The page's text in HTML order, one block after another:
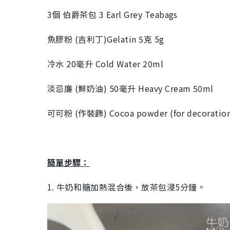
3個 伯爵茶包 3 Earl Grey Teabags
魚膠粉 (吉利丁)Gelatin 5克 5g
冷水 20毫升 Cold Water 20ml
淡忌廉 (鮮奶油) 50毫升 Heavy Cream 50ml
可可粉 (作裝飾) Cocoa powder (for
簡單步驟：
1. 牛奶和糖加熱混合後，放茶包浸5分鐘。